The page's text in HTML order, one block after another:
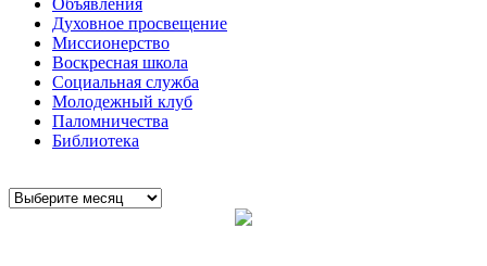
Духовное просвещение
Миссионерство
Воскресная школа
Социальная служба
Молодежный клуб
Паломничества
Библиотека